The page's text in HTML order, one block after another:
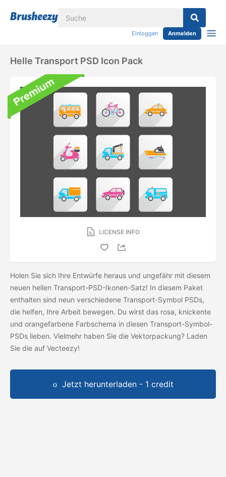
Einloggen Anmelden
Helle Transport PSD Icon Pack
LICENSE INFO
Holen Sie sich Ihre Entwürfe heraus und ungefähr mit diesem
neuen hellen Transport-PSD-Ikonen-Satz! In diesem Paket
enthalten sind neun verschiedene Transport-Symbol PSDs,
die helfen, Ihre Arbeit bewegen. Du wirst das rosa, knickente
und orangefarbene Farbschema in diesen Transport-Symbol-
PSDs lieben. Vielmehr haben Sie die Vektorpackung? Laden
Sie die auf Vecteezy!
Jetzt herunterladen - 1 credit